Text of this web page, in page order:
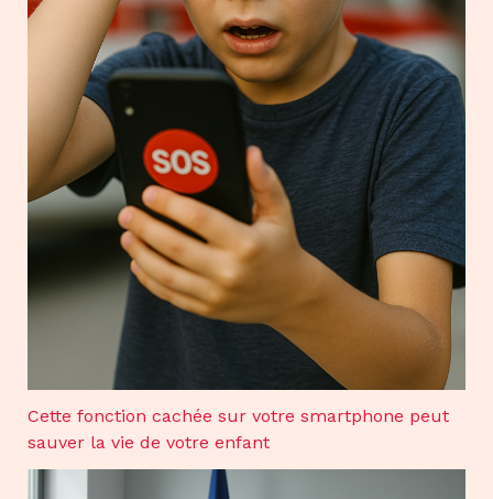
Cette fonction cachée sur votre smartphone peut
sauver la vie de votre enfant